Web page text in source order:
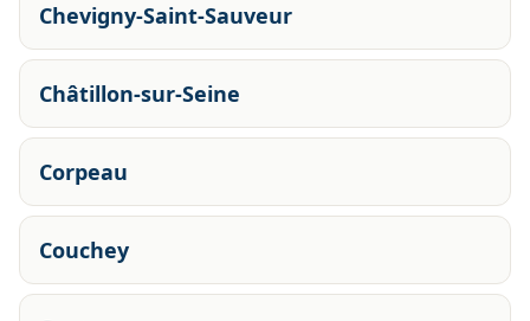
Chevigny-Saint-Sauveur
Châtillon-sur-Seine
Corpeau
Couchey